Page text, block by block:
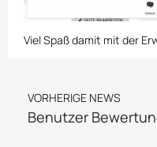
Viel Spaß damit mit der
VORHERIGE NEWS
Benutzer